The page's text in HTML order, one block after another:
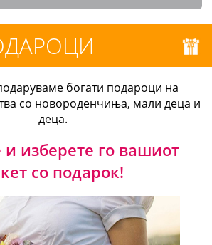
богати подароци на
со новороденчиња, мали деца и
деца.
и изберете го вашиот
со подарок!